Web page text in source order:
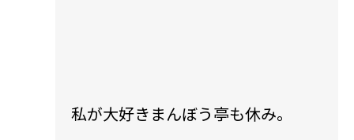
私が大好きまんぼう亭も休み。